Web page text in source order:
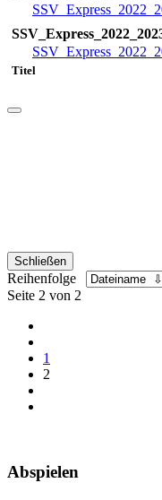
Titel
Schließen
Reihenfolge
Seite 2 von 2
1
2
Abspielen